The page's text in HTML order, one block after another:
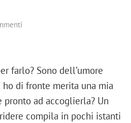
farlo? Sono dell’umore
di fronte merita una mia
pronto ad accoglierla? Un
compila in pochi istanti